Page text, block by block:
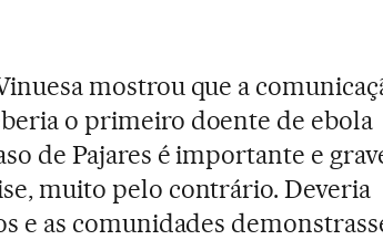
mostrou que a
o primeiro doente de ebola
de Pajares é importante e
muito pelo contrário. Deveria
e as comunidades